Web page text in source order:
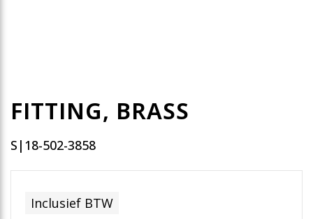
FITTING, BRASS
S|18-502-3858
Inclusief BTW